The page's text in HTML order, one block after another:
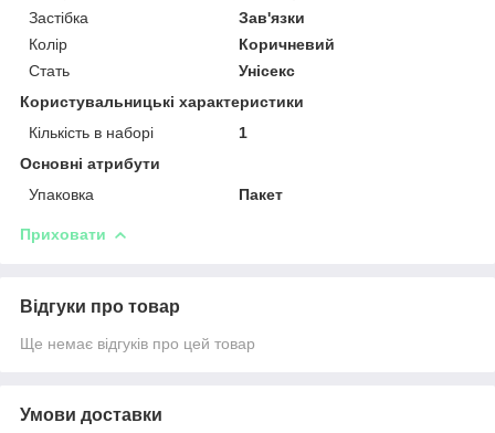
Застібка
Зав'язки
Колір
Коричневий
Стать
Унісекс
Користувальницькі характеристики
Кількість в наборі
1
Основні атрибути
Упаковка
Пакет
Приховати
Відгуки про товар
Ще немає відгуків про цей товар
Умови доставки